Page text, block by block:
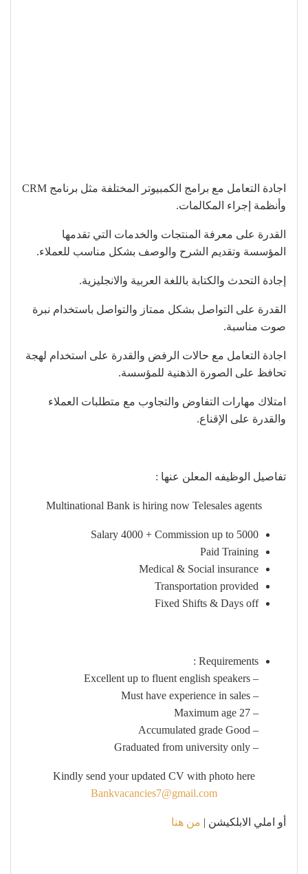
اجادة التعامل مع برامج الكمبيوتر المختلفة مثل برنامج CRM
وأنظمة إجراء المكالمات.
القدرة على معرفة المنتجات والخدمات التي تقدمها
المؤسسة وتقديم الشرح والوصف بشكل مناسب للعملاء.
إجادة التحدث والكتابة باللغة العربية والانجليزية.
القدرة على التواصل بشكل ممتاز والتواصل باستخدام نبرة
صوت مناسبة.
اجادة التعامل مع حالات الرفض والقدرة على استخدام لهجة
تحافظ على الصورة الذهنية للمؤسسة.
امتلاك مهارات التفاوض والتجاوب مع متطلبات العملاء
والقدرة على الإقناع.
تفاصيل الوظيفه المعلن عنها :
Multinational Bank is hiring now Telesales agents
Salary 4000 + Commission up to 5000
Paid Training
Medical & Social insurance
Transportation provided
Fixed Shifts & Days off
Requirements :
– Excellent up to fluent english speakers
– Must have experience in sales
– Maximum age 27
– Accumulated grade Good
– Graduated from university only
Kindly send your updated CV with photo here
Bankvacancies7@gmail.com
أو املي الابلكيشن | من هنا